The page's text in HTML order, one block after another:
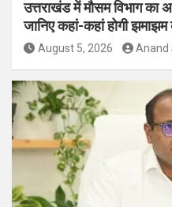
उत्तराखंड में मौसम विभाग
जानिए कहां-कहां होगी झमाझम
August 5, 2026 Anand